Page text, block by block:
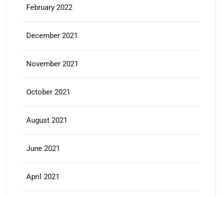
February 2022
December 2021
November 2021
October 2021
August 2021
June 2021
April 2021